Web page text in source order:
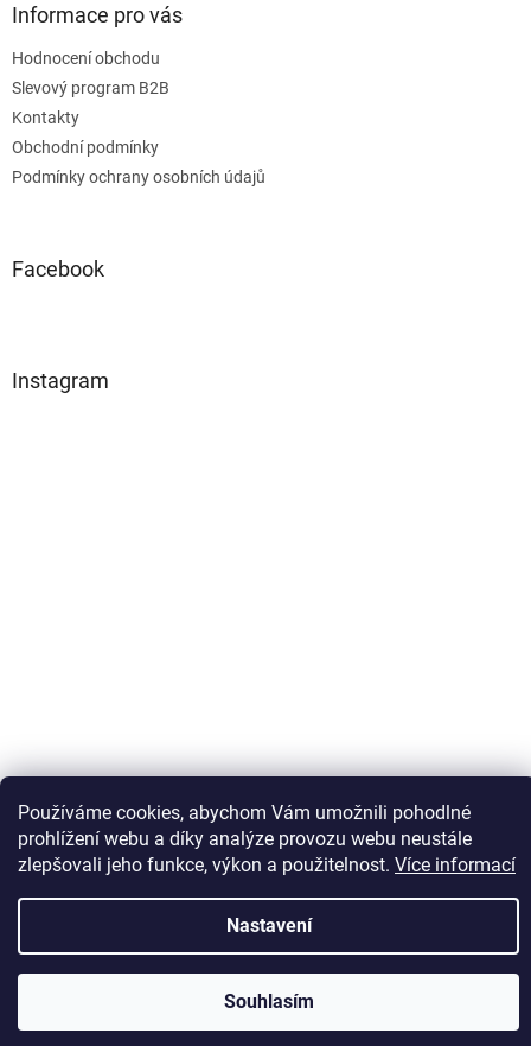
Používáme cookies, abychom Vám umožnili pohodlné
prohlížení webu a díky analýze provozu webu neustále
zlepšovali jeho funkce, výkon a použitelnost. Více informací
Nastavení
Souhlasím
Informace pro vás
Hodnocení obchodu
Slevový program B2B
Kontakty
Obchodní podmínky
Podmínky ochrany osobních údajů
Facebook
Instagram
Sledovat na Instagramu
Copyright 2026Kaps comm. Všechna práva vyhrazena.